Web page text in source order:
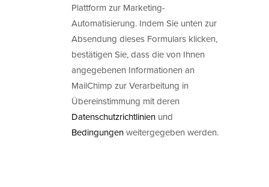
Plattform zur Marketing-
Automatisierung. Indem Sie unten zur
Absendung dieses Formulars klicken,
bestätigen Sie, dass die von Ihnen
angegebenen Informationen an
MailChimp zur Verarbeitung in
Übereinstimmung mit deren
Datenschutzrichtlinien und
Bedingungenweitergegeben werden.